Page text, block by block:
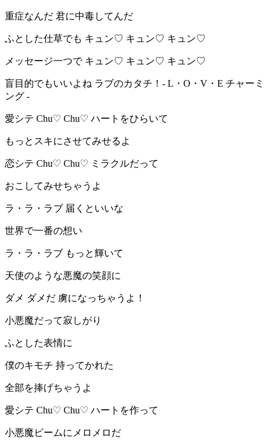
重症なんだ 君に中毒してんだ
ふとした仕草でも キュン♡ キュン♡ キュン♡
メッセージ一つで キュン♡ キュン♡ キュン♡
盲目的でもいいよね ラブのカタチ！- L・O・V・E チャーミ
ング -
愛シテ Chu♡ Chu♡ ハートをひらいて
もっとスキにさせてみせるよ
恋シテ Chu♡ Chu♡ ミラクルだって
おこしてみせちゃうよ
ラ・ラ・ラブ 届くといいな
世界で一番の想い
ラ・ラ・ラブ もっと輝いて
天使のような悪魔の笑顔に
ダメ ダメだ 虜になっちゃうよ！
小悪魔だって寂しがり
ふとした表情に
僕のキモチ 持ってかれた
全部を捧げちゃうよ
愛シテ Chu♡ Chu♡ ハートを作って
小悪魔ビームにメロメロだ